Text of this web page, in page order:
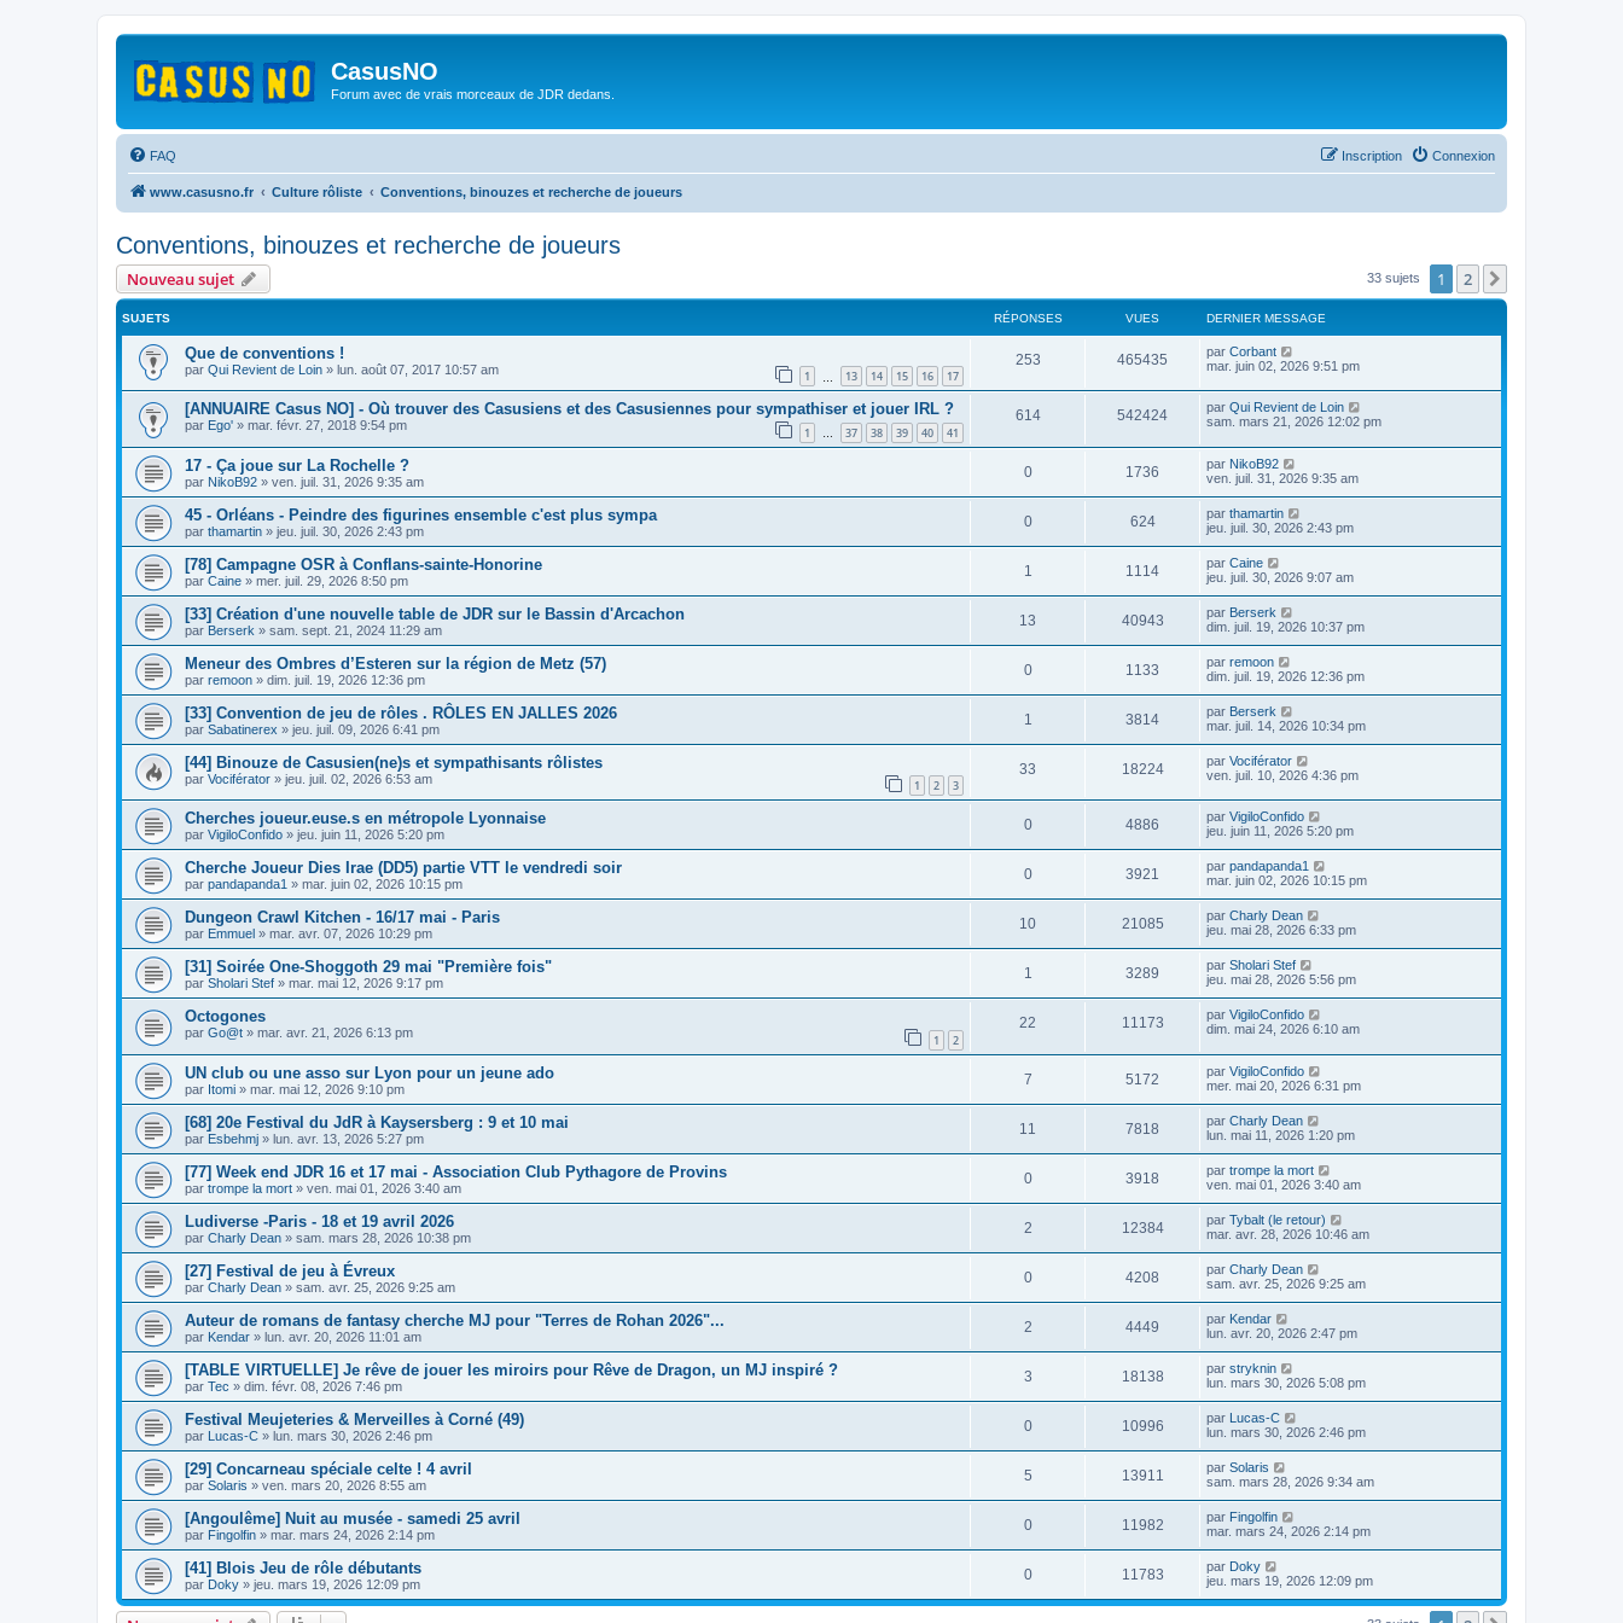
CasusNO
Forum avec de vrais morceaux de JDR dedans.
FAQ Connexion
Inscription
www.casusno.fr Culture rôliste Conventions, binouzes et recherche de joueurs
Conventions, binouzes et recherche de joueurs
Nouveau sujet 33 sujets 1 2
SUJETS RÉPONSES VUES DERNIER MESSAGE
Que de conventions !
par Qui Revient de Loin » lun. août 07, 2017 10:57 am 1 13 14 15 16 17
253 465435 par Corbant
mar. juin 02, 2026 9:51 pm
[ANNUAIRE Casus NO] - Où trouver des Casusiens et des Casusiennes pour sympathiser et jouer IRL ?
par Ego' » mar. févr. 27, 2018 9:54 pm 1 … 37 38 39 40 41
614 542424 par Qui Revient de Loin
sam. mars 21, 2026 12:02 pm
17 - Ça joue sur La Rochelle ?
par NikoB92 » ven. juil. 31, 2026 9:35 am
0 1736 par NikoB92
ven. juil. 31, 2026 9:35 am
45 - Orléans - Peindre des figurines ensemble c'est plus sympa
par thamartin » jeu. juil. 30, 2026 2:43 pm
0 624 par thamartin
jeu. juil. 30, 2026 2:43 pm
[78] Campagne OSR à Conflans-sainte-Honorine
par Caine » mer. juil. 29, 2026 8:50 pm
1 1114 par Caine
jeu. juil. 30, 2026 9:07 am
[33] Création d'une nouvelle table de JDR sur le Bassin d'Arcachon
par Berserk » sam. sept. 21, 2024 11:29 am
13 40943 par Berserk
dim. juil. 19, 2026 10:37 pm
Meneur des Ombres d’Esteren sur la région de Metz (57)
par remoon » dim. juil. 19, 2026 12:36 pm
0 1133 par remoon
dim. juil. 19, 2026 12:36 pm
[33] Convention de jeu de rôles . RÔLES EN JALLES 2026
par Sabatinerex » jeu. juil. 09, 2026 6:41 pm
1 3814 par Berserk
mar. juil. 14, 2026 10:34 pm
[44] Binouze de Casusien(ne)s et sympathisants rôlistes
par Vociférator » jeu. juil. 02, 2026 6:53 am 1 2 3
33 18224 par Vociférator
ven. juil. 10, 2026 4:36 pm
Cherches joueur.euse.s en métropole Lyonnaise
par VigiloConfido » jeu. juin 11, 2026 5:20 pm
0 4886 par VigiloConfido
jeu. juin 11, 2026 5:20 pm
Cherche Joueur Dies Irae (DD5) partie VTT le vendredi soir
par pandapanda1 » mar. juin 02, 2026 10:15 pm
0 3921 par pandapanda1
mar. juin 02, 2026 10:15 pm
Dungeon Crawl Kitchen - 16/17 mai - Paris
par Emmuel » mar. avr. 07, 2026 10:29 pm
10 21085 par Charly Dean
jeu. mai 28, 2026 6:33 pm
[31] Soirée One-Shoggoth 29 mai "Première fois"
par Sholari Stef » mar. mai 12, 2026 9:17 pm
1 3289 par Sholari Stef
jeu. mai 28, 2026 5:56 pm
Octogones
par Go@t » mar. avr. 21, 2026 6:13 pm 1 2
22 11173 par VigiloConfido
dim. mai 24, 2026 6:10 am
UN club ou une asso sur Lyon pour un jeune ado
par Itomi » mar. mai 12, 2026 9:10 pm
7 5172 par VigiloConfido
mer. mai 20, 2026 6:31 pm
[68] 20e Festival du JdR à Kaysersberg : 9 et 10 mai
par Esbehmj » lun. avr. 13, 2026 5:27 pm
11 7818 par Charly Dean
lun. mai 11, 2026 1:20 pm
[77] Week end JDR 16 et 17 mai - Association Club Pythagore de Provins
par trompe la mort » ven. mai 01, 2026 3:40 am
0 3918 par trompe la mort
ven. mai 01, 2026 3:40 am
Ludiverse -Paris - 18 et 19 avril 2026
par Charly Dean » sam. mars 28, 2026 10:38 pm
2 12384 par Tybalt (le retour)
mar. avr. 28, 2026 10:46 am
[27] Festival de jeu à Évreux
par Charly Dean » sam. avr. 25, 2026 9:25 am
0 4208 par Charly Dean
sam. avr. 25, 2026 9:25 am
Auteur de romans de fantasy cherche MJ pour "Terres de Rohan 2026"...
par Kendar » lun. avr. 20, 2026 11:01 am
2 4449 par Kendar
lun. avr. 20, 2026 2:47 pm
[TABLE VIRTUELLE] Je rêve de jouer les miroirs pour Rêve de Dragon, un MJ inspiré ?
par Tec » dim. févr. 08, 2026 7:46 pm
3 18138 par stryknin
lun. mars 30, 2026 5:08 pm
Festival Meujeteries & Merveilles à Corné (49)
par Lucas-C » lun. mars 30, 2026 2:46 pm
0 10996 par Lucas-C
lun. mars 30, 2026 2:46 pm
[29] Concarneau spéciale celte ! 4 avril
par Solaris » ven. mars 20, 2026 8:55 am
5 13911 par Solaris
sam. mars 28, 2026 9:34 am
[Angoulême] Nuit au musée - samedi 25 avril
par Fingolfin » mar. mars 24, 2026 2:14 pm
0 11982 par Fingolfin
mar. mars 24, 2026 2:14 pm
[41] Blois Jeu de rôle débutants
par Doky » jeu. mars 19, 2026 12:09 pm
0 11783 par Doky
jeu. mars 19, 2026 12:09 pm